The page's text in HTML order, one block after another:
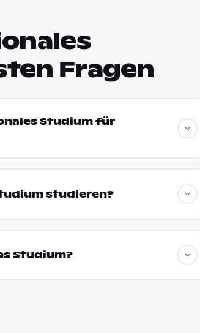
Fragen
Studium für
studieren?
Studium?